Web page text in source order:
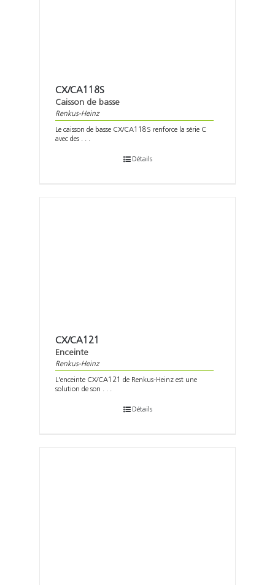
CX/CA118S
Caisson de basse
Renkus-Heinz
Le caisson de basse CX/CA118S renforce la série C
avec des . . .
Détails
CX/CA121
Enceinte
Renkus-Heinz
L'enceinte CX/CA121 de Renkus-Heinz est une
solution de son . . .
Détails